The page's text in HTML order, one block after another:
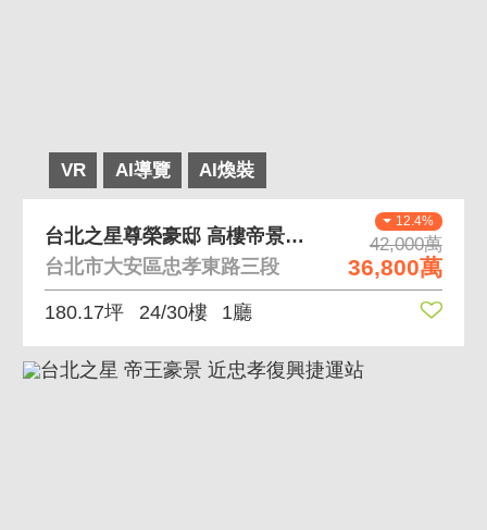
VR AI導覽 AI煥裝
12.4%
42,000萬
36,800萬
台北之星尊榮豪邸 高樓帝景戶北賞山景南眺望101
台北市大安區忠孝東路三段
180.17坪 24/30樓 1廳